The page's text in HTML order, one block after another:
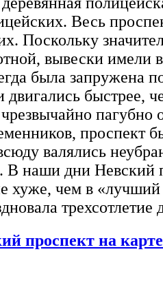
Весь
Поскольку
вывески имели
была запружена
двигались быстрее,
пагубно
проспект
валялись
В наши дни Невский
хуже, чем в
проспект на карте